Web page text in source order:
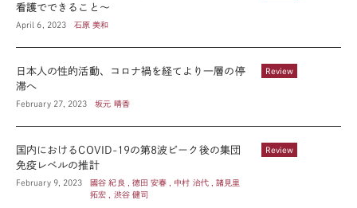
看護でできること～
April 6, 2023 石原 美和
Review
日本人の性的活動、コロナ禍を経てより一層の停
滞へ
February 27, 2023 坂元 晴香
Review
国内におけるCOVID-19の第8波ピーク後の集団
免疫レベルの推計
February 9, 2023
國谷 紀良 , 徳田 安春 , 中村 治代 , 諸見里
拓宏 , 渋谷 健司